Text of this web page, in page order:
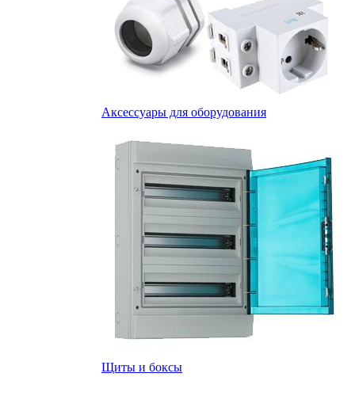
Аксессуары для оборудования
Щиты и боксы